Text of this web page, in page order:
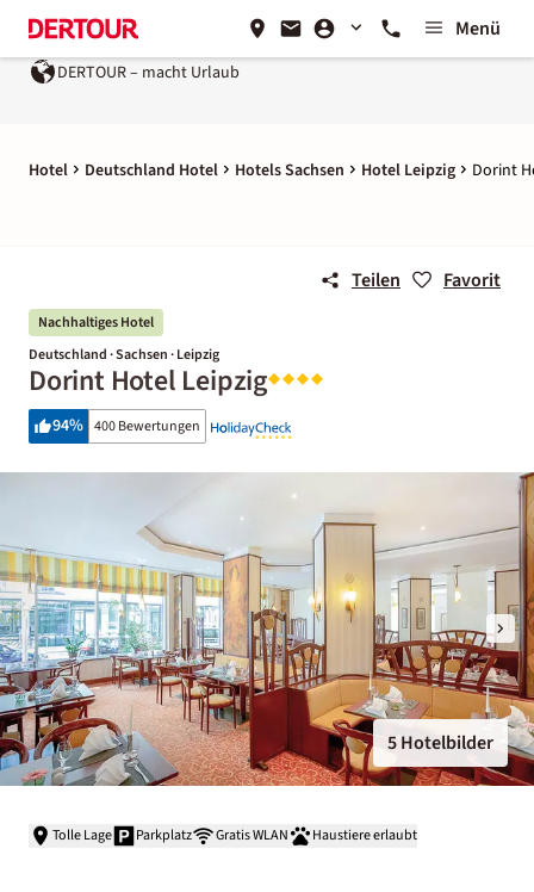
Menü
DERTOUR – macht Urlaub
Hotel Deutschland Hotel Hotels Sachsen Hotel Leipzig Dorint
Teilen Favorit
Nachhaltiges Hotel
Deutschland · Sachsen · Leipzig
Dorint Hotel Leipzig
94% 400 Bewertungen
5 Hotelbilder
Tolle Lage Parkplatz Gratis WLAN Haustiere erlaubt